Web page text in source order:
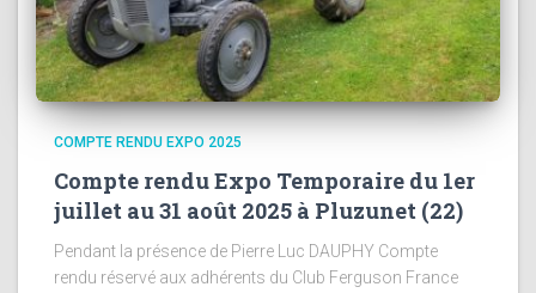
COMPTE RENDU EXPO 2025
Compte rendu Expo Temporaire du 1er
juillet au 31 août 2025 à Pluzunet (22)
Pendant la présence de Pierre Luc DAUPHY Compte
rendu réservé aux adhérents du Club Ferguson France